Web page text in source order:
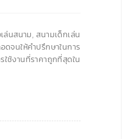
ล่นสนาม, สนามเด็กเล่น
ดจนให้คำปรึกษาในการ
ใช้งานที่ราคาถูกที่สุดใน